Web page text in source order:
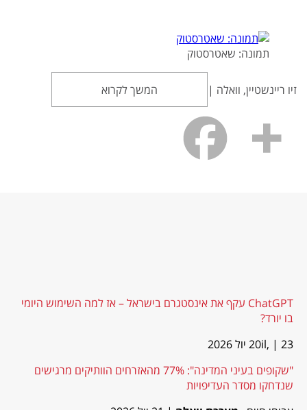
תמונה: שאטרסטוק
זיו ריינשטיין, וואלה | המשך לקרוא
ChatGPT עקף את אינסטגרם בישראל – אז למה השימוש היומי
בו יורד?
20il, | 23 יול 2026
"שקופים בעיני המדינה": 77% מהאזרחים הוותיקים מרגישים
שנדחקו מסדר העדיפויות